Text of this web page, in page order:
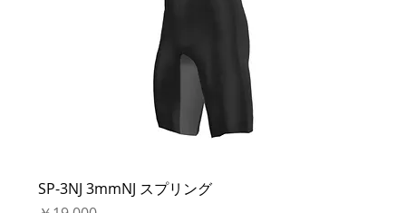
SP-3NJ 3mmNJ スプリング